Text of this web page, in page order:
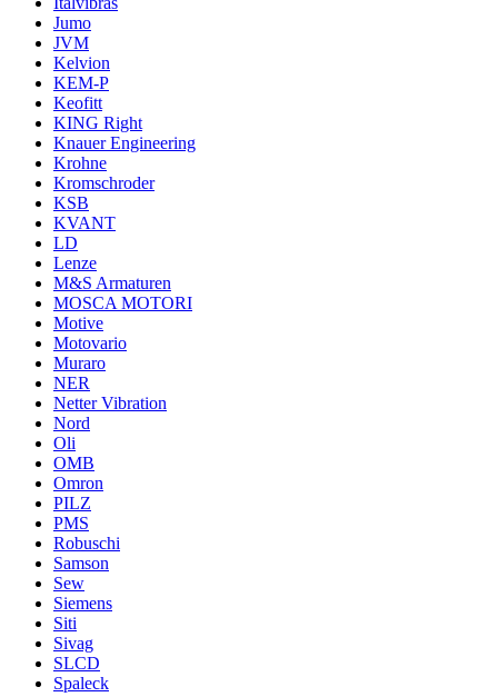
Jumo
JVM
Kelvion
KEM-P
Keofitt
KING Right
Knauer Engineering
Krohne
Kromschroder
KSB
KVANT
LD
Lenze
M&S Armaturen
MOSCA MOTORI
Motive
Motovario
Muraro
NER
Netter Vibration
Nord
Oli
OMB
Omron
PILZ
PMS
Robuschi
Samson
Sew
Siemens
Siti
Sivag
SLCD
Spaleck